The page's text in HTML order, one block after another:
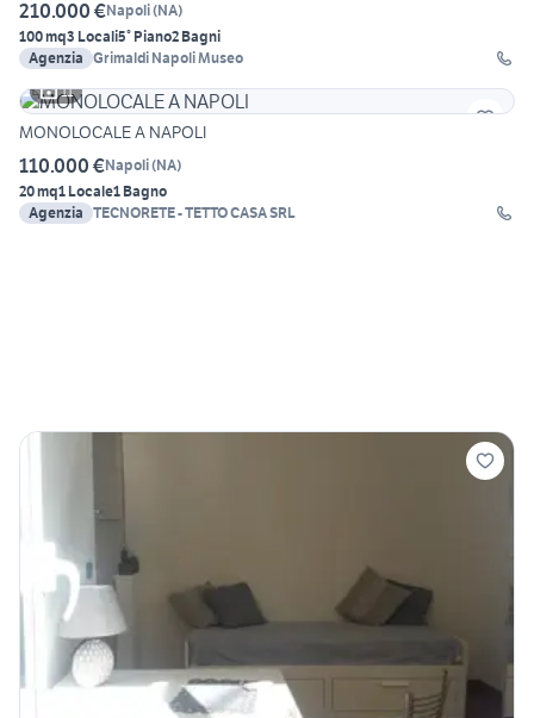
210.000 €Napoli(NA)
100 mq3 Locali5° Piano2 Bagni
Agenzia Grimaldi Napoli Museo
11
MONOLOCALE A NAPOLI
110.000 €Napoli(NA)
20 mq1 Locale1 Bagno
Agenzia TECNORETE - TETTO CASA SRL